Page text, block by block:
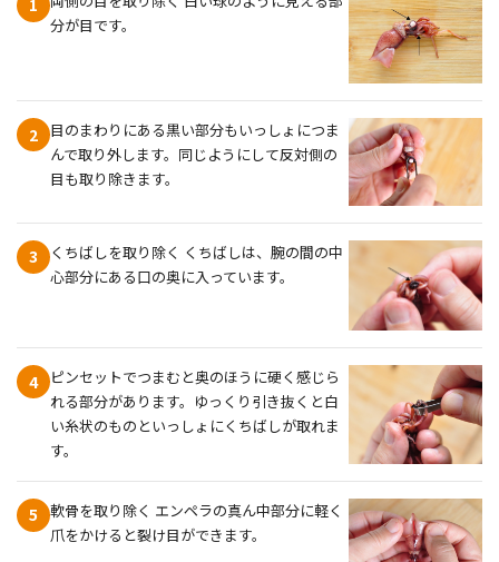
1
分が目です。
2
目のまわりにある黒い部分もいっしょにつま
んで取り外します。同じようにして反対側の
目も取り除きます。
3
くちばしを取り除く くちばしは、腕の間の中
心部分にある口の奥に入っています。
4
ピンセットでつまむと奥のほうに硬く感じら
れる部分があります。ゆっくり引き抜くと白
い糸状のものといっしょにくちばしが取れま
す。
5
軟骨を取り除く エンペラの真ん中部分に軽く
爪をかけると裂け目ができます。